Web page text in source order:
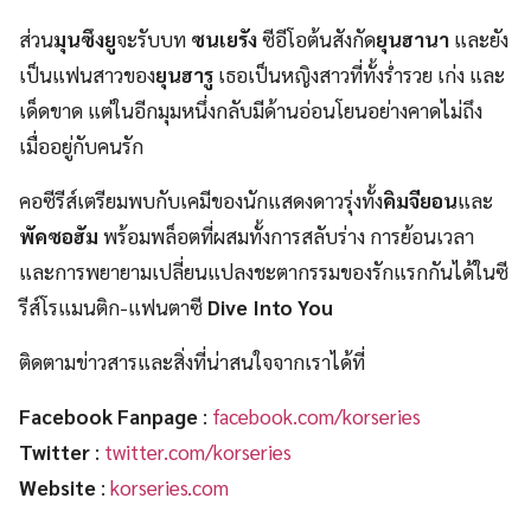
ส่วนมุนซึงยูจะรับบท ซนเยรังซีอีโอต้นสังกัดยุนฮานา และยัง
เป็นแฟนสาวของยุนฮารู เธอเป็นหญิงสาวที่ทั้งร่ำรวย เก่ง และ
เด็ดขาด แต่ในอีกมุมหนึ่งกลับมีด้านอ่อนโยนอย่างคาดไม่ถึง
เมื่ออยู่กับคนรัก
คอซีรีส์เตรียมพบกับเคมีของนักแสดงดาวรุ่งทั้งคิมจียอนและ
พัคซอฮัม พร้อมพล็อตที่ผสมทั้งการสลับร่าง การย้อนเวลา
และการพยายามเปลี่ยนแปลงชะตากรรมของรักแรกกันได้ในซี
รีส์โรแมนติก-แฟนตาซี Dive Into You
ติดตามข่าวสารและสิ่งที่น่าสนใจจากเราได้ที่
Facebook Fanpage : facebook.com/korseries
Twitter : twitter.com/korseries
Website : korseries.com